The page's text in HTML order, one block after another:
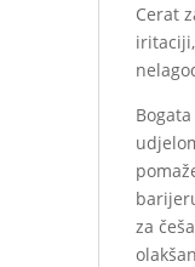
Cerat
za